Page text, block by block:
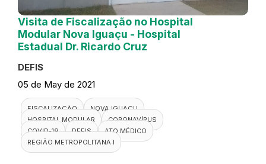
Visita de Fiscalização no Hospital
Modular Nova Iguaçu - Hospital
Estadual Dr. Ricardo Cruz
DEFIS
05 de May de 2021
FISCALIZAÇÃO
NOVA IGUAÇU
HOSPITAL MODULAR
CORONAVÍRUS
COVID-19
DEFIS
ATO MÉDICO
REGIÃO METROPOLITANA I